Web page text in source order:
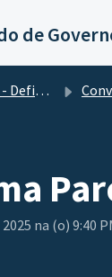
de
Gerais
na (o) 9:40